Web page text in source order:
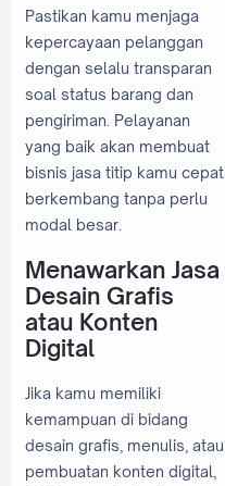
Pastikan kamu menjaga
kepercayaan pelanggan
dengan selalu transparan
soal status barang dan
pengiriman. Pelayanan
yang baik akan membuat
bisnis jasa titip kamu cepat
berkembang tanpa perlu
modal besar.
Menawarkan Jasa
Desain Grafis
atau Konten
Digital
Jika kamu memiliki
kemampuan di bidang
desain grafis, menulis, atau
pembuatan konten digital,